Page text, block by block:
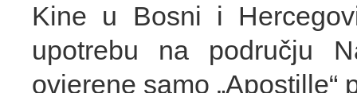
Kine u Bosni i
upotrebu na području
ovjerene samo „Apostille“